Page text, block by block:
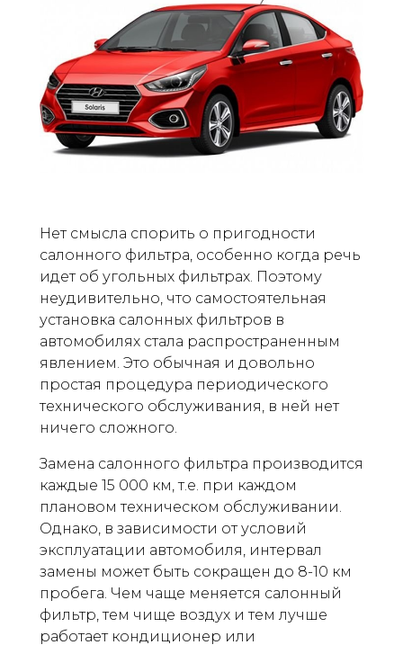
Нет смысла спорить о пригодности
салонного фильтра, особенно когда речь
идет об угольных фильтрах. Поэтому
неудивительно, что самостоятельная
установка салонных фильтров в
автомобилях стала распространенным
явлением. Это обычная и довольно
простая процедура периодического
технического обслуживания, в ней нет
ничего сложного.
Замена салонного фильтра производится
каждые 15 000 км, т.е. при каждом
плановом техническом обслуживании.
Однако, в зависимости от условий
эксплуатации автомобиля, интервал
замены может быть сокращен до 8-10 км
пробега. Чем чаще меняется салонный
фильтр, тем чище воздух и тем лучше
работает кондиционер или